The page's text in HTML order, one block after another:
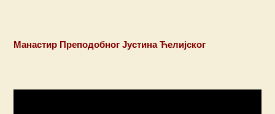
Манастир Преподобног Јустина Ћелијског